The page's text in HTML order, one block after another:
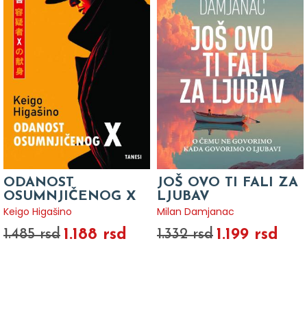
ODANOST
OSUMNJIČENOG X
Keigo Higašino
1.485 rsd 1.188 rsd
JOŠ OVO TI FALI ZA
LJUBAV
Milan Damjanac
1.332 rsd 1.199 rsd